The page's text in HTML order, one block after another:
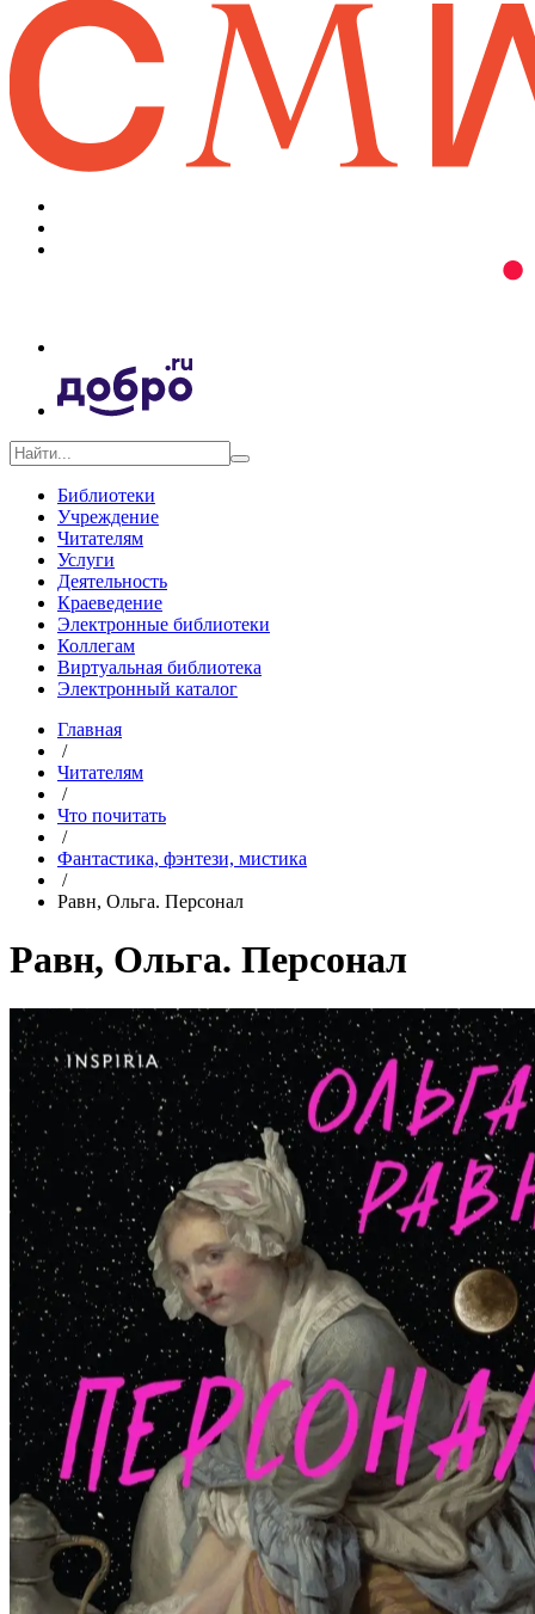
Библиотеки
Учреждение
Читателям
Услуги
Деятельность
Краеведение
Электронные библиотеки
Коллегам
Виртуальная библиотека
Электронный каталог
Главная
/
Читателям
/
Что почитать
/
Фантастика, фэнтези, мистика
/
Равн, Ольга. Персонал
Равн, Ольга. Персонал